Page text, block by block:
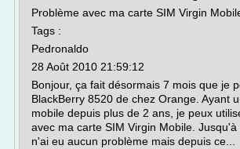
Problème avec ma carte SIM Virgin
Tags :
Pedronaldo
28 Août 2010 21:59:12
Bonjour, ça fait désormais 7 mois que je
BlackBerry 8520 de chez Orange. Ayant
mobile depuis plus de 2 ans, je peux
avec ma carte SIM Virgin Mobile.
n'ai eu aucun problème mais depuis ce...